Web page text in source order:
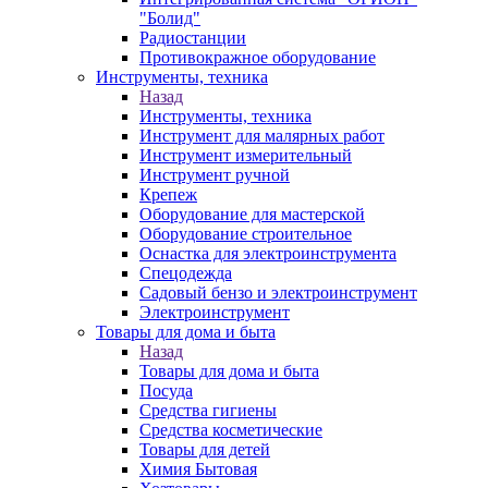
"Болид"
Радиостанции
Противокражное оборудование
Инструменты, техника
Назад
Инструменты, техника
Инструмент для малярных работ
Инструмент измерительный
Инструмент ручной
Крепеж
Оборудование для мастерской
Оборудование строительное
Оснастка для электроинструмента
Спецодежда
Садовый бензо и электроинструмент
Электроинструмент
Товары для дома и быта
Назад
Товары для дома и быта
Посуда
Средства гигиены
Средства косметические
Товары для детей
Химия Бытовая